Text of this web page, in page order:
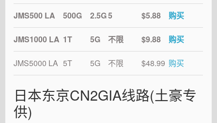
JMS500 LA 500G 2.5G5 $5.88 购买
JMS1000 LA 1T 5G 不限 $9.88 购买
JMS5000 LA 5T 5G 不限 $48.99 购买
日本东京CN2GIA线路(土豪专
供)